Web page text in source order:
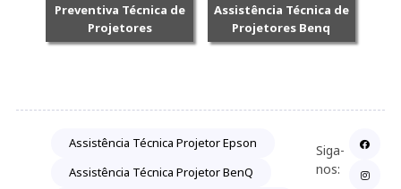
Preventiva Técnica de
Projetores
Assistência Técnica de
Projetores Benq
Assistência Técnica Projetor Epson
Assistência Técnica Projetor BenQ
Siga-
nos: